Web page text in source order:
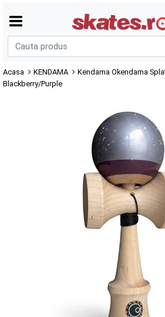
Acasa KENDAMA
Kendama Okendama
Blackberry/Purple